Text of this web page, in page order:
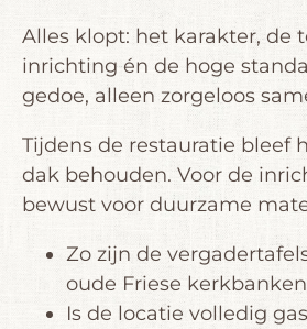
Alles klopt: het karakter, de
inrichting én de hoge
gedoe, alleen zorgeloos
Tijdens de restauratie bleef
dak behouden. Voor de
bewust voor duurzame
Zo zijn de
oude Friese kerkbanken
Is de locatie volledig